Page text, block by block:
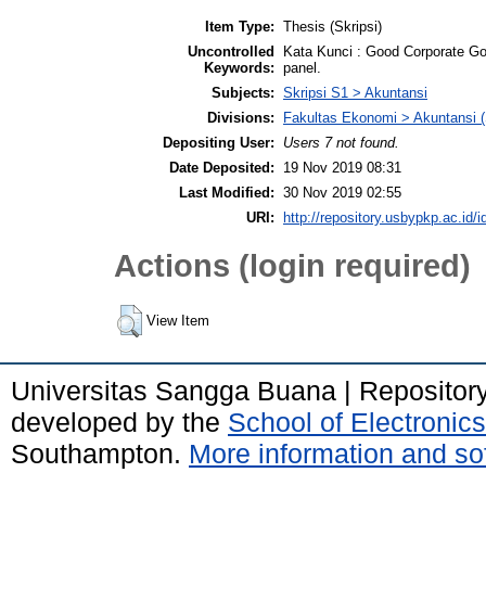
Item Type: Thesis (Skripsi)
Uncontrolled
Keywords:
Kata Kunci : Good Corporate
panel.
Subjects: Skripsi S1 > Akuntansi
Divisions:
Fakultas Ekonomi > Akuntansi
Depositing User:
Users 7 not found.
Date Deposited:
19 Nov 2019 08:31
Last Modified: 30 Nov 2019 02:55
URI:
http://repository.usbypkp.ac.id/
Actions (login required)
View Item
Universitas Sangga Buana |
developed by the School of
Southampton. More information and